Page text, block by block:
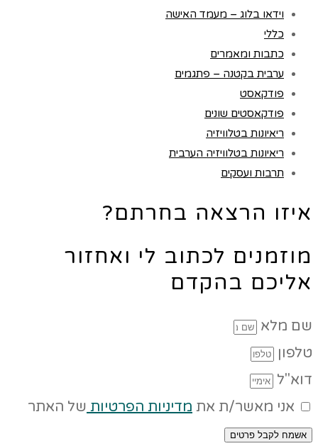
וידאו בלוג – מעמד האישה
כללי
כתבות ומאמרים
ערבית בקטנה – פתגמים
פודקאסט
פודקאסטים שונים
ריאיונות בטלוויזיה
ריאיונות בטלוויזיה הערבית
תרבות ועסקים
איזו הרצאה בחרתם?
מוזמנים לכתוב לי ואחזור
אליכם בהקדם
שם מלא
טלפון
דוא"ל
אני מאשר/ת את מדיניות הפרטיות של האתר
אשמח לקבל פרטים